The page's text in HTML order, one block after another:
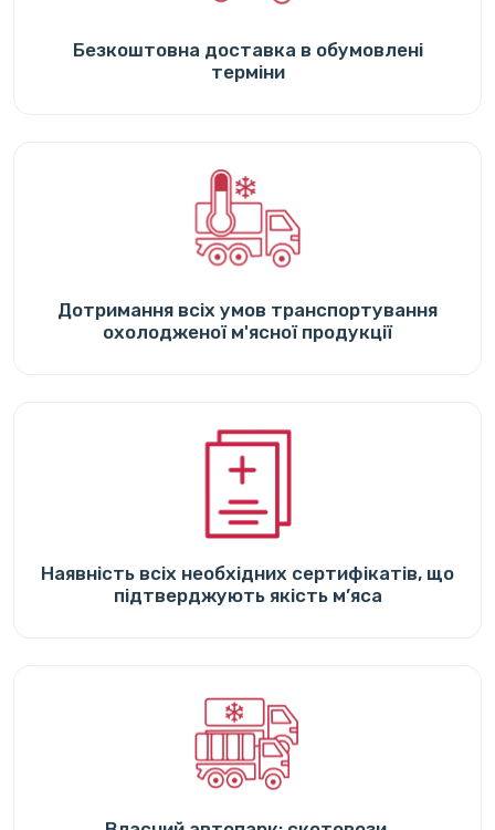
Безкоштовна доставка в обумовлені
терміни
Дотримання всіх умов транспортування
охолодженої м'ясної продукції
Наявність всіх необхідних сертифікатів, що
підтверджують якість м’яса